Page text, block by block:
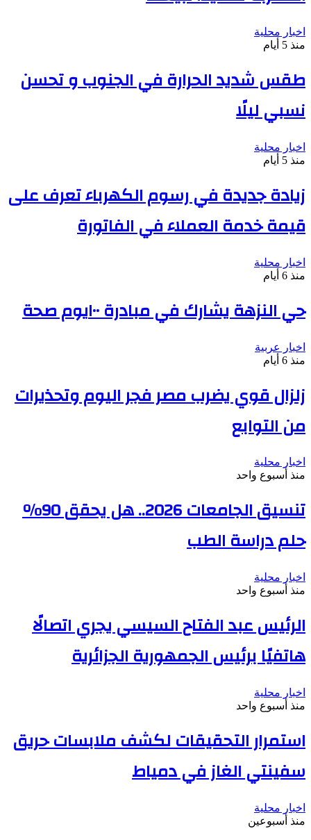
اخبار محلية
منذ 5 أيام
طقس شديد الحرارة في الجنوب و تحسن
نسبي ليلًا
اخبار محلية
منذ 5 أيام
زيادة جديدة في رسوم الكهرباء تعرف على
قيمة خدمة العملاء في الفاتورة
اخبار محلية
منذ 6 أيام
حي النزهة يشارك في مبادرة ١٠٠يوم صحة
اخبار عربية
منذ 6 أيام
زلزال قوي يضرب مصر فجر اليوم وتحذيرات
من التوابع
اخبار محلية
منذ أسبوع واحد
تنسيق الجامعات 2026.. هل يحقق 90%
حلم دراسة الطب
اخبار محلية
منذ أسبوع واحد
الرئيس عبد الفتاح السيسي يجري اتصالًا
هاتفيًا برئيس الجمهورية الجزائرية
اخبار محلية
منذ أسبوع واحد
استمرار التحقيقات لكشف ملابسات حريق
سفينتي الغاز في دمياط
اخبار محلية
منذ أسبوعين